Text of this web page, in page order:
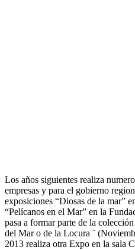
Los años siguientes realiza
empresas y para el gobierno
exposiciones “Diosas de la mar”
“Pelícanos en el Mar” en la
pasa a formar parte de la
del Mar o de la Locura ¨
2013 realiza otra Expo en la sala